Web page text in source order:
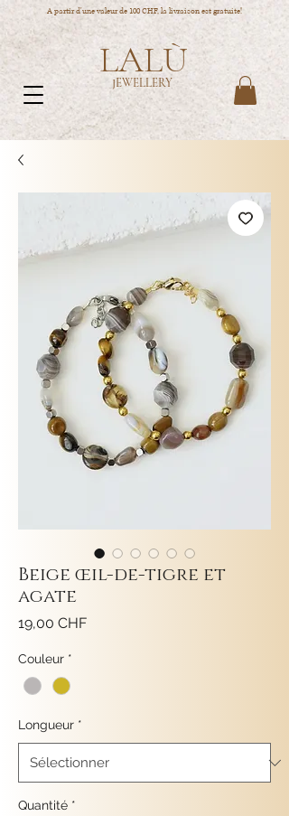
A partir d'une valeur de 100 CHF, la livraison est gratuite!
LALÙ
JEWELLERY
Beige œil-de-tigre et
agate
19,00 CHFPrix
Couleur *
Longueur *
Quantité *